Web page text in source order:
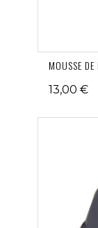
MOUSSE
13,00 €